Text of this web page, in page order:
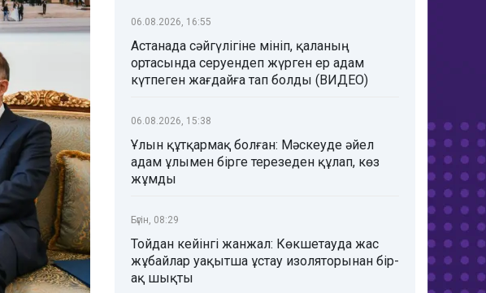
06.08.2026, 16:55
Астанада сәйгүлігіне мініп, қаланың
ортасында серуендеп жүрген ер адам
күтпеген жағдайға тап болды (ВИДЕО)
06.08.2026, 15:38
Ұлын құтқармақ болған: Мәскеуде әйел
адам ұлымен бірге терезеден құлап, көз
жұмды
Бүгін, 08:29
Тойдан кейінгі жанжал: Көкшетауда жас
жұбайлар уақытша ұстау изоляторынан бір-
ақ шықты